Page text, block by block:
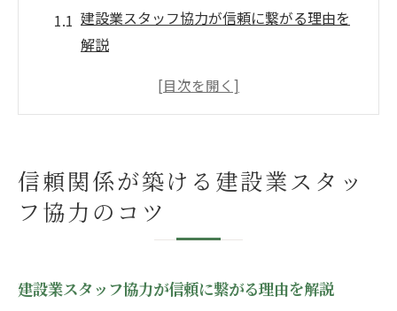
建設業スタッフ協力が信頼に繋がる理由を
解説
コミュニケーションで高める建設業スタッ
夫
現場に馴染む建設業スタッフ協力の条件と
信頼関係が築ける建設業スタッ
フ協力のコツ
建設業スタッフ協力が信頼に繋がる理由を解説